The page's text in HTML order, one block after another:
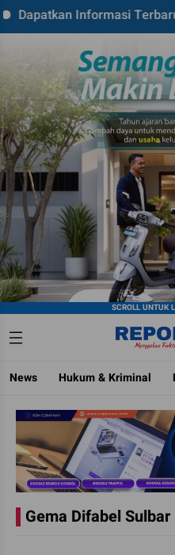
Informasi Terbaru dan
Reportase
Mengulas
News Hukum & Kriminal
Gema Difabel Sulbar